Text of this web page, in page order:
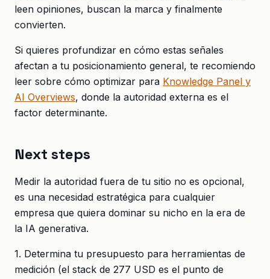
leen opiniones, buscan la marca y finalmente
convierten.
Si quieres profundizar en cómo estas señales
afectan a tu posicionamiento general, te recomiendo
leer sobre cómo optimizar para Knowledge Panel y
AI Overviews, donde la autoridad externa es el
factor determinante.
Next steps
Medir la autoridad fuera de tu sitio no es opcional,
es una necesidad estratégica para cualquier
empresa que quiera dominar su nicho en la era de
la IA generativa.
1. Determina tu presupuesto para herramientas de
medición (el stack de 277 USD es el punto de